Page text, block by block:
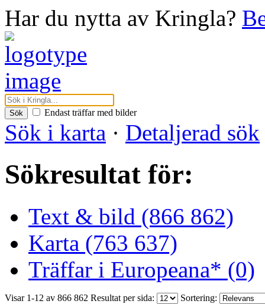
Har du nytta av Kringla?
Sök Endast träffar med bilder
Sök i karta · Detaljerad sök
Sökresultat för:
Text & bild (866 862)
Karta (763 637)
Träffar i Europeana* (0)
Visar 1-12 av 866 862 Resultat per sida: Sortering: